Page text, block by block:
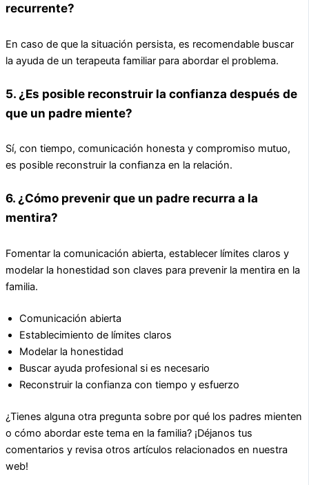
recurrente?
En caso de que la situación persista, es recomendable buscar
la ayuda de un terapeuta familiar para abordar el problema.
5. ¿Es posible reconstruir la confianza después de
que un padre miente?
Sí, con tiempo, comunicación honesta y compromiso mutuo,
es posible reconstruir la confianza en la relación.
6. ¿Cómo prevenir que un padre recurra a la
mentira?
Fomentar la comunicación abierta, establecer límites claros y
modelar la honestidad son claves para prevenir la mentira en la
familia.
Comunicación abierta
Establecimiento de límites claros
Modelar la honestidad
Buscar ayuda profesional si es necesario
Reconstruir la confianza con tiempo y esfuerzo
¿Tienes alguna otra pregunta sobre por qué los padres mienten
o cómo abordar este tema en la familia? ¡Déjanos tus
comentarios y revisa otros artículos relacionados en nuestra
web!